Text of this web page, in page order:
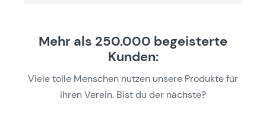
Mehr als 250.000 begeisterte
Kunden:
Viele tolle Menschen nutzen unsere Produkte für
ihren Verein. Bist du der nächste?